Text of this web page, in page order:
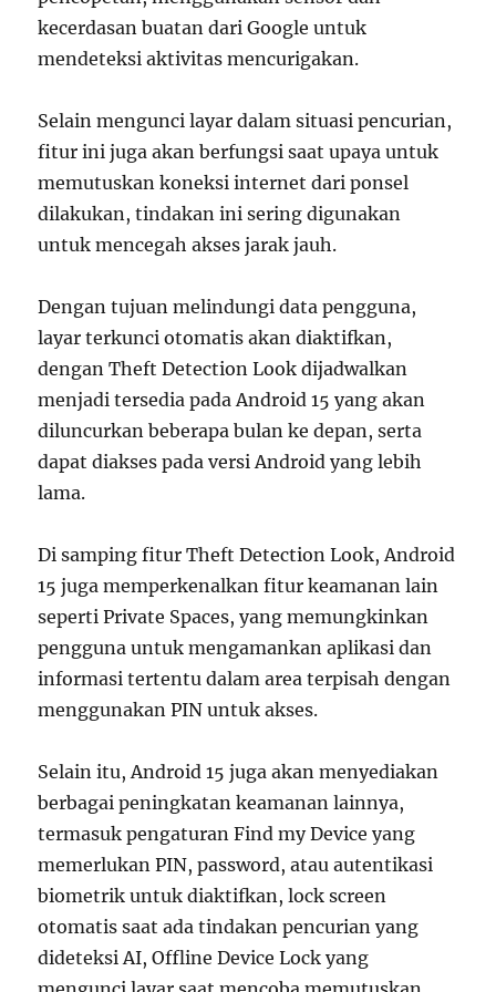
kecerdasan buatan dari Google untuk
mendeteksi aktivitas mencurigakan.
Selain mengunci layar dalam situasi pencurian,
fitur ini juga akan berfungsi saat upaya untuk
memutuskan koneksi internet dari ponsel
dilakukan, tindakan ini sering digunakan
untuk mencegah akses jarak jauh.
Dengan tujuan melindungi data pengguna,
layar terkunci otomatis akan diaktifkan,
dengan Theft Detection Look dijadwalkan
menjadi tersedia pada Android 15 yang akan
diluncurkan beberapa bulan ke depan, serta
dapat diakses pada versi Android yang lebih
lama.
Di samping fitur Theft Detection Look, Android
15 juga memperkenalkan fitur keamanan lain
seperti Private Spaces, yang memungkinkan
pengguna untuk mengamankan aplikasi dan
informasi tertentu dalam area terpisah dengan
menggunakan PIN untuk akses.
Selain itu, Android 15 juga akan menyediakan
berbagai peningkatan keamanan lainnya,
termasuk pengaturan Find my Device yang
memerlukan PIN, password, atau autentikasi
biometrik untuk diaktifkan, lock screen
otomatis saat ada tindakan pencurian yang
dideteksi AI, Offline Device Lock yang